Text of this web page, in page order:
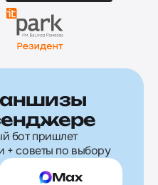
бот пришлет
+ советы по выбору
Max